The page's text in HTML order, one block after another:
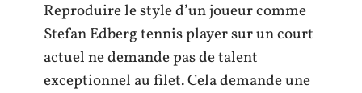
Reproduire le style d’un joueur comme
Stefan Edberg tennis player sur un court
actuel ne demande pas de talent
exceptionnel au filet. Cela demande une